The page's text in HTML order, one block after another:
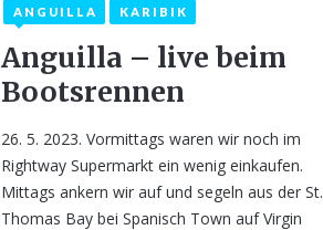
1. Juni 2023
ANGUILLA KARIBIK
Anguilla – live beim
Bootsrennen
26. 5. 2023. Vormittags waren wir noch im
Rightway Supermarkt ein wenig einkaufen.
Mittags ankern wir auf und segeln aus der St.
Thomas Bay bei Spanisch Town auf Virgin